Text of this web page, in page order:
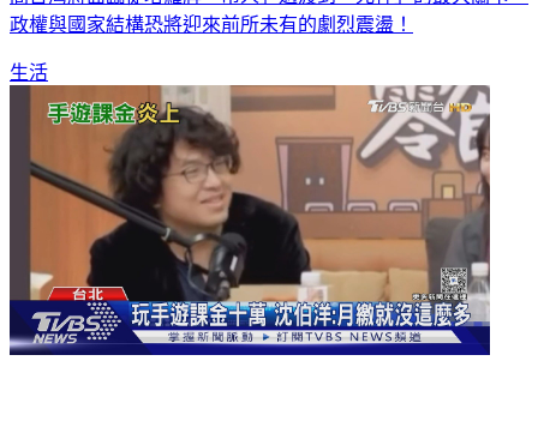
政權與國家結構恐將迎來前所未有的劇烈震盪！
生活